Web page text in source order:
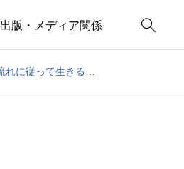
出版・メディア関係 